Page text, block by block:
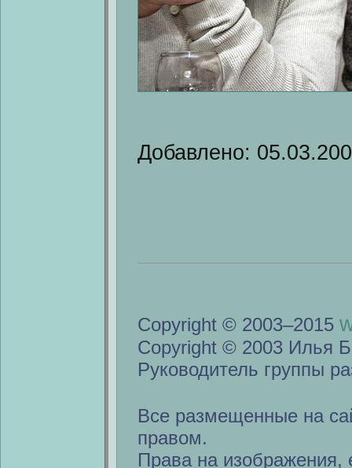
Добавлено:
Copyright © 2003–2015
Copyright © 2003 Илья
Руководитель группы
Все размещенные на
правом.
Права на изображения,